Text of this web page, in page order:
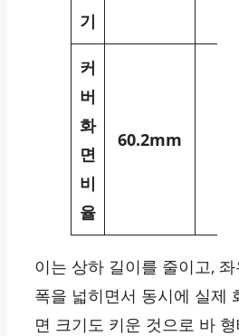
기
커
버
화
면
비
율
60.2mm
이는 상하 길이를 줄이고, 좌
폭을 넓히면서 동시에 실제
면 크기도 키운 것으로 바 형